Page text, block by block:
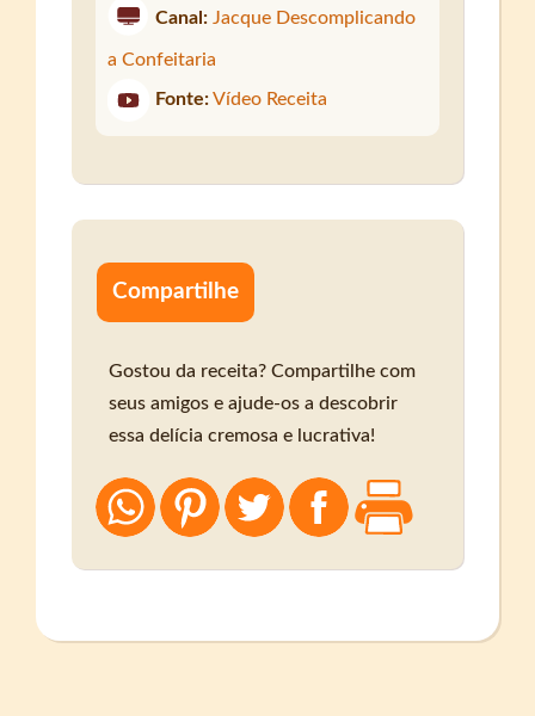
Canal: Jacque Descomplicando
a Confeitaria
Fonte: Vídeo Receita
Compartilhe
Gostou da receita? Compartilhe com
seus amigos e ajude-os a descobrir
essa delícia cremosa e lucrativa!